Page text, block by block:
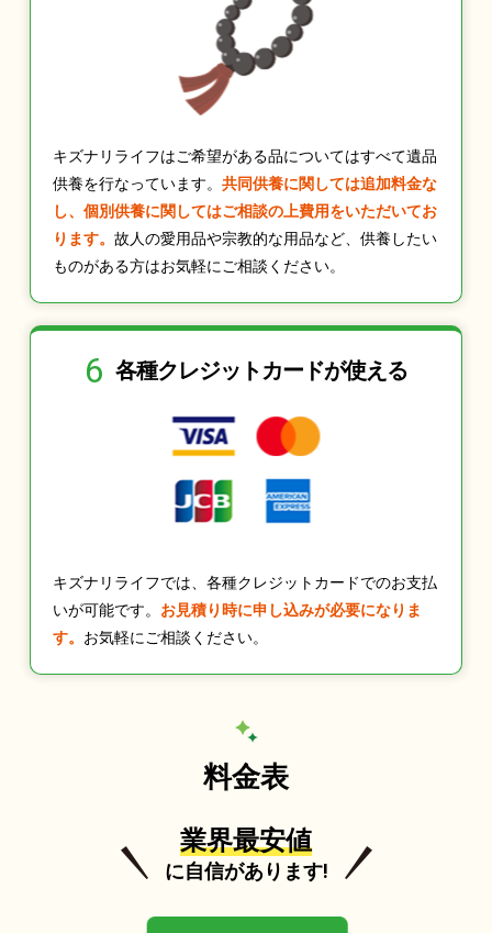
キズナリライフはご希望がある品についてはすべて遺品
供養を行なっています。 共同供養に関しては追加料金な
し、個別供養に関してはご相談の上費用をいただいてお
ります。 故人の愛用品や宗教的な用品など、供養したい
ものがある方はお気軽にご相談ください。
6 各種クレジットカードが使える
キズナリライフでは、各種クレジットカードでのお支払
いが可能です。 お見積り時に申し込みが必要になりま
す。 お気軽にご相談ください。
料金表
業界最安値
に自信があります!